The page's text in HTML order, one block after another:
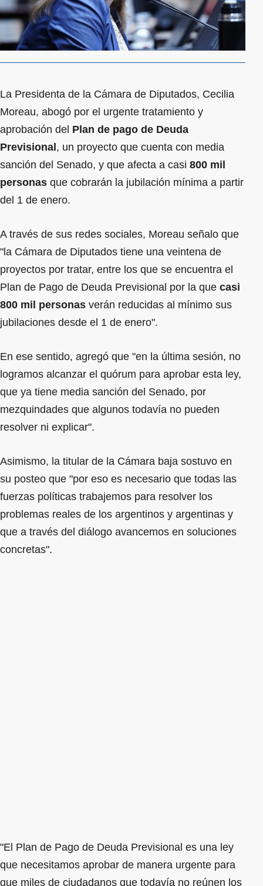
La Presidenta de la Cámara de Diputados, Cecilia
Moreau, abogó por el urgente tratamiento y
aprobación del Plan de pago de Deuda
Previsional , un proyecto que cuenta con media
sanción del Senado, y que afecta a casi 800 mil
personas que cobrarán la jubilación mínima a partir
del 1 de enero.
A través de sus redes sociales, Moreau señalo que
"la Cámara de Diputados tiene una veintena de
proyectos por tratar, entre los que se encuentra el
Plan de Pago de Deuda Previsional por la que casi
800 mil personas verán reducidas al mínimo sus
jubilaciones desde el 1 de enero".
En ese sentido, agregó que "en la última sesión, no
logramos alcanzar el quórum para aprobar esta ley,
que ya tiene media sanción del Senado, por
mezquindades que algunos todavía no pueden
resolver ni explicar".
Asimismo, la titular de la Cámara baja sostuvo en
su posteo que "por eso es necesario que todas las
fuerzas políticas trabajemos para resolver los
problemas reales de los argentinos y argentinas y
que a través del diálogo avancemos en soluciones
concretas".
"El Plan de Pago de Deuda Previsional es una ley
que necesitamos aprobar de manera urgente para
que miles de ciudadanos que todavía no reúnen los